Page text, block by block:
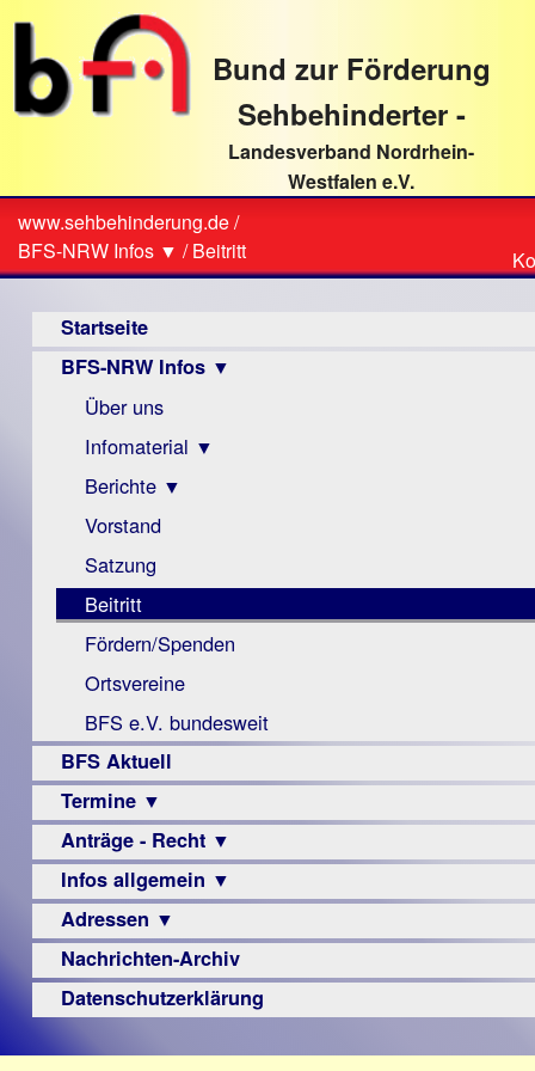
direkt
Textinhalt
Bund zur Förderung
Sehbehinderter -
Landesverband Nordrhein-
Westfalen e.V.
Sie
sind
hier
www.sehbehinderung.de/
BFS-NRW Infos ▼ /Beitritt
Startseite
BFS-NRW Infos ▼
Über uns
Infomaterial ▼
Visus
Zeitschrift
Monokular
Mac
Instagram-
Links
Berichte ▼
Archiv
Berichte
Vorstand
Satzung
Beitritt
Fördern/Spenden
Ortsvereine
BFS e.V. bundesweit
BFS Aktuell
Termine ▼
Veranstaltungsprogramme
Anträge - Recht ▼
Archiv
Urteile
Infos allgemein ▼
Sehbehinderung
Frühförderung
Schule
–
Adressen ▼
Augenoptiker
Berufsbildungswerke
Nachrichten-Archiv
Datenschutzerklärung